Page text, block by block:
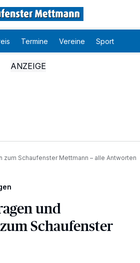
Termine Vereine Sport
zum Schaufenster Mettmann – alle Antworten
und
Schaufenster
speichern und greifen auf
wie Browserdaten oder eindeutige
zu. Durch Auswahl von OK aktivieren Sie
die unter „Wir und unsere Partner
Dienste bereitzustellen“ aufgeführten